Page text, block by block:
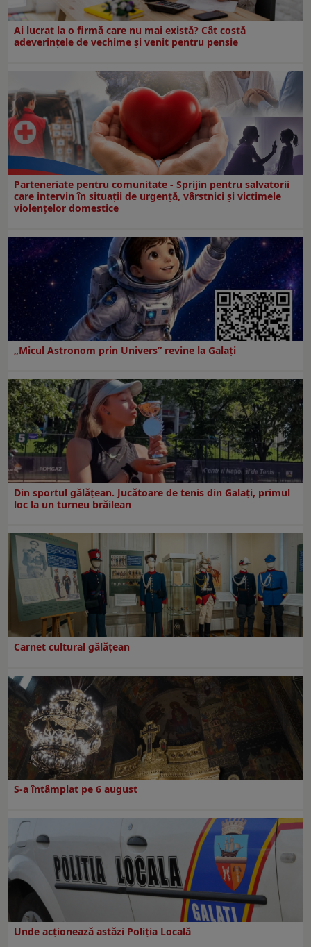
Ai lucrat la o firmă care nu mai există? Cât costă
adeverințele de vechime și venit pentru pensie
Parteneriate pentru comunitate - Sprijin pentru salvatorii
care intervin în situații de urgență, vârstnici și victimele
violențelor domestice
„Micul Astronom prin Univers” revine la Galați
Din sportul gălățean. Jucătoare de tenis din Galați, primul
loc la un turneu brăilean
Carnet cultural gălăţean
S-a întâmplat pe 6 august
Unde acționează astăzi Poliția Locală